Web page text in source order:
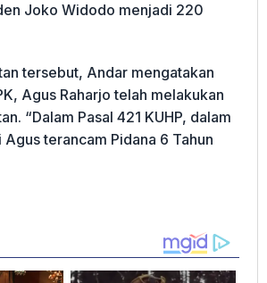
Joko Widodo menjadi 220
tersebut, Andar mengatakan
Agus Raharjo telah melakukan
“Dalam Pasal 421 KUHP, dalam
terancam Pidana 6 Tahun